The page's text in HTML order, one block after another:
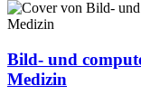
Bild- und
Medizin